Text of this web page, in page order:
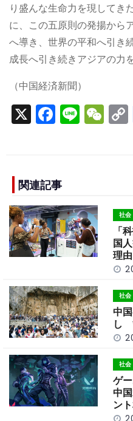
り盛んな生命力を現してき
に、この五原則の発揚から
へ導き、世界の平和へ引き
成長へ引き続きアジアの力
（中国経済新聞）
X F
a
e
b
o
o
k
Li
n
W
e
関連記事
社会
「
国
理由
社会
中
し
社会
ゲ
中
ン